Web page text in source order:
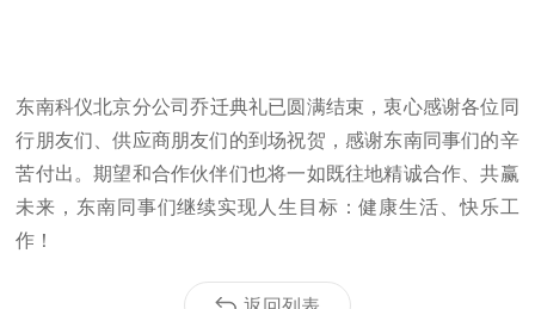
东南科仪北京分公司乔迁典礼已圆满结束，衷心感谢各位同
行朋友们、供应商朋友们的到场祝贺，感谢东南同事们的辛
苦付出。期望和合作伙伴们也将一如既往地精诚合作、共赢
未来，东南同事们继续实现人生目标：健康生活、快乐工
作！